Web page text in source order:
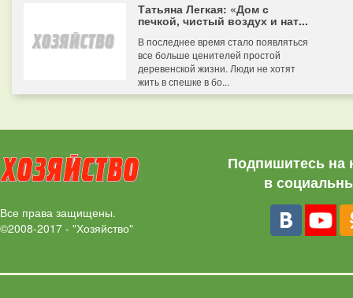
Татьяна Легкая: «Дом с
печкой, чистый воздух и нат...
В последнее время стало появляться
все больше ценителей простой
деревенской жизни. Люди не хотят
жить в спешке в бо...
Все права защищены.
©2008-2017 - "Хозяйство"
Подпишитесь на
в